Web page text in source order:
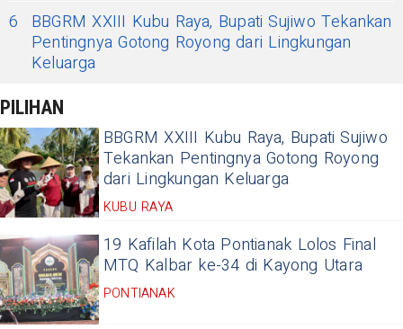
6
BBGRM XXIII Kubu Raya, Bupati Sujiwo Tekankan
Pentingnya Gotong Royong dari Lingkungan
Keluarga
PILIHAN
BBGRM XXIII Kubu Raya, Bupati Sujiwo
Tekankan Pentingnya Gotong Royong
dari Lingkungan Keluarga
KUBU RAYA
19 Kafilah Kota Pontianak Lolos Final
MTQ Kalbar ke-34 di Kayong Utara
PONTIANAK